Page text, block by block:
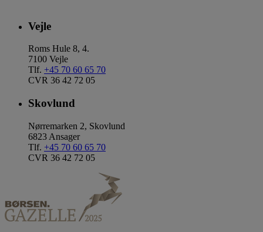
Vejle
Roms Hule 8, 4.
7100 Vejle
Tlf. +45 70 60 65 70
CVR 36 42 72 05
Skovlund
Nørremarken 2, Skovlund
6823 Ansager
Tlf. +45 70 60 65 70
CVR 36 42 72 05